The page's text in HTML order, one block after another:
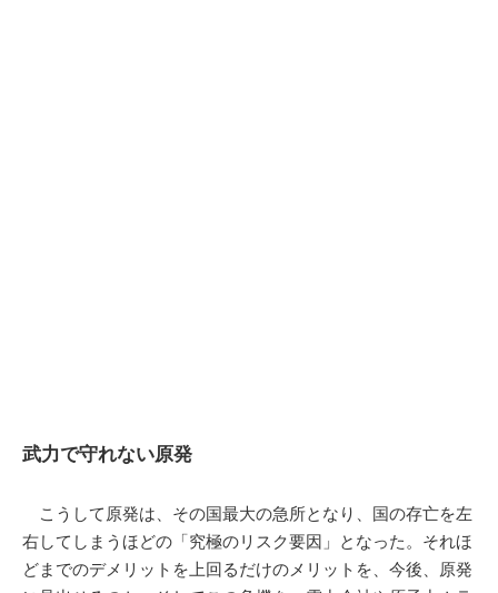
武力で守れない原発
こうして原発は、その国最大の急所となり、国の存亡を左
右してしまうほどの「究極のリスク要因」となった。それほ
どまでのデメリットを上回るだけのメリットを、今後、原発